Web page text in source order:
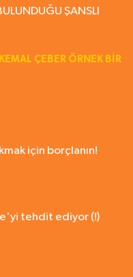
ŞANSLI
ÇEBER ÖRNEK BİR
için borçlanın!
tehdit ediyor (!)